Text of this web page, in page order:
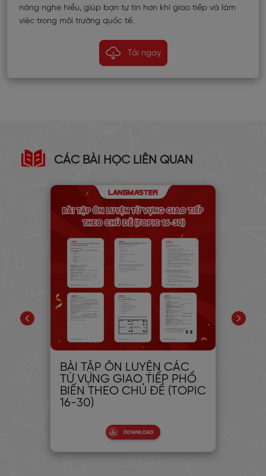
năng nghe hiểu, giúp bạn tự tin hơn khi giao tiếp và làm
việc trong môi trường quốc tế.
Tải ngay
CÁC BÀI HỌC LIÊN QUAN
BÀI TẬP ÔN LUYỆN CÁC
TỪ VỰNG GIAO TIẾP PHỔ
BIẾN THEO CHỦ ĐỀ (TOPIC
16-30)